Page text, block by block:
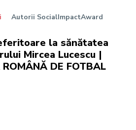
Autorii SocialImpactAward
la sănătatea
Mircea Lucescu |
ROMÂNĂ DE FOTBAL